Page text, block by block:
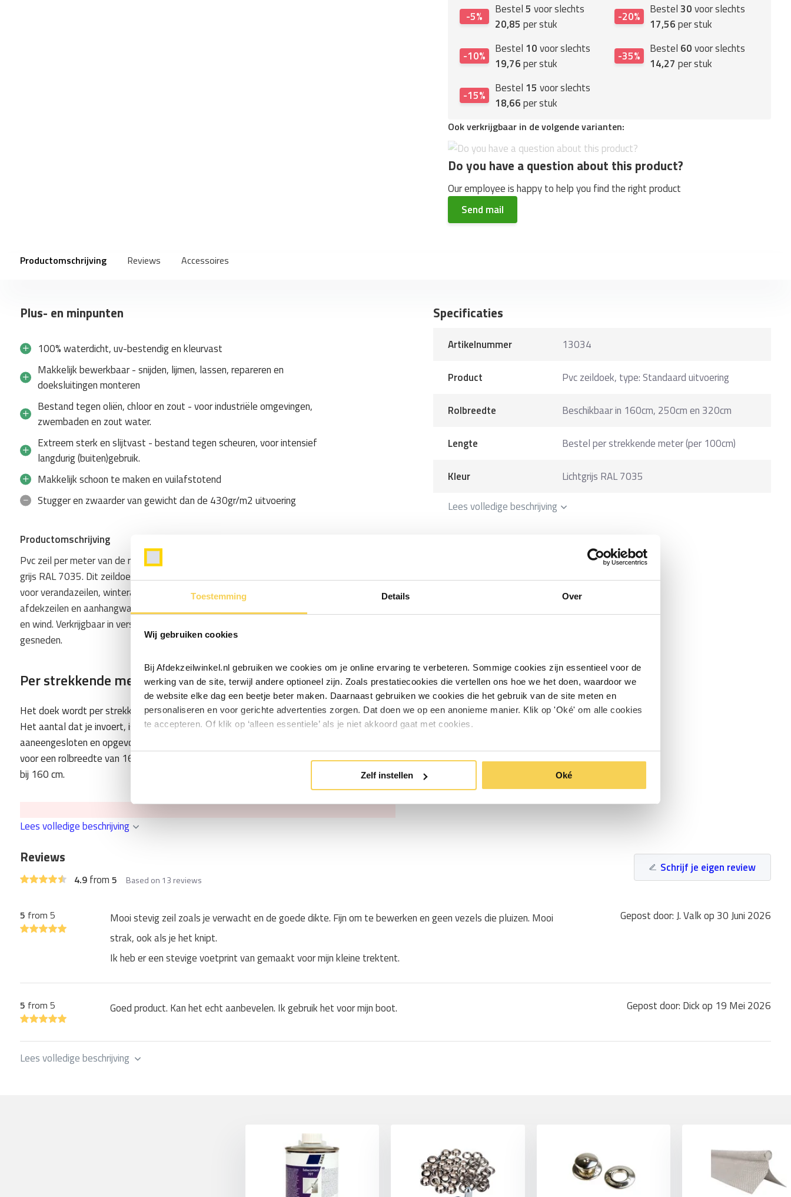
Toestemming Details Over
Wij gebruiken cookies
Bij Afdekzeilwinkel.nl gebruiken we cookies om je online ervaring te verbeteren. Sommige cookies zijn essentieel voor de
werking van de site, terwijl andere optioneel zijn. Zoals prestatiecookies die vertellen ons hoe we het doen, waardoor we
de website elke dag een beetje beter maken. Daarnaast gebruiken we cookies die het gebruik van de site meten en
personaliseren en voor gerichte advertenties zorgen. Dat doen we op een anonieme manier. Klik op 'Oké' om alle cookies
te accepteren. Of klik op ‘alleen essentiele’ als je niet akkoord gaat met cookies.
Zelf instellen Oké
-5% Bestel5 voor slechts
20,85 per stuk
-10% Bestel 10voor slechts
19,76per stuk
-15% Bestel 15 voor slechts
18,66per stuk
-20% Bestel30voor slechts
17,56per stuk
-35% Bestel 60voor slechts
14,27 per stuk
Ook verkrijgbaar in de volgende varianten:
Do you have a question about this product?
Our employee is happy to help you find the right product
Send mail
Productomschrijving Reviews Accessoires
Plus- en minpunten
100% waterdicht, uv-bestendig en kleurvast
Makkelijk bewerkbaar - snijden, lijmen, lassen, repareren en
doeksluitingen monteren
Bestand tegen oliën, chloor en zout - voor industriële omgevingen,
zwembaden en zout water.
Extreem sterk en slijtvast - bestand tegen scheuren, voor intensief
langdurig (buiten)gebruik.
Makkelijk schoon te maken en vuilafstotend
Stugger en zwaarder van gewicht dan de 430gr/m2 uitvoering
Productomschrijving
Pvc zeil per meter van de rol, met een kwaliteit van 650gr/m², glans afwerking in de kleur
grijs RAL 7035. Dit zeildoek is de standaardvariant in de zeilmakerij en wordt gebruikt
voor verandazeilen, winterafdekking van zwembaden en boten, brandhoutafdekking, pvc
afdekzeilen en aanhangwagenzeilen. Het is waterdicht, slijtvast en bestand tegen weer
en wind. Verkrijgbaar in verschillende rolbreedtes en per strekkende meter op lengte
gesneden.
Per strekkende meter bestellen
Het doek wordt per strekkende meter verkocht en in ons magazijn op lengte gesneden.
Het aantal dat je invoert, is het aantal strekkende meters. We sturen het doek
aaneengesloten en opgevouwen op (tot het maximale gewicht is bereikt). Stel je kiest
voor een rolbreedte van 160 cm: als je 2 invoert bij het bestellen, krijg je een stuk van 200
bij 160 cm.
Belangrijke verzendinformatie staat onderaan in deze productomschrijving.
Kwaliteit en eigenschappen van ons pvc zeil
Extreem sterk en slijtvast - bestand tegen scheuren en intensief gebruik.
Weerbestendig - kan tegen regen, wind, vorst en zon.
Onderhoudsvriendelijk - makkelijk schoon te maken en vuilafstotend.
Duurzaam en kleurvast - langere levensduur, verkleurt niet door uv-straling.
Makkelijk bewerkbaar - snijden, lijmen, lassen, repareren, doeksluitingen monteren.
Bestand tegen oliën, chloor en zout - voor industriële omgevingen, zwembaden en
zout water.
: verandazeilen, pergola, vrachtwagenzeilen, aanhangwagenhuif en
: buitenhoezen, grondzeilen, transport, lasgordijnen, spatschermen.
Lees volledige beschrijving
Specificaties
Artikelnummer 13034
Product Pvc zeildoek, type: Standaard uitvoering
Rolbreedte Beschikbaar in 160cm, 250cm en 320cm
Lengte Bestel per strekkende meter (per 100cm)
Kleur
Lichtgrijs RAL 7035
Lees volledige beschrijving
Reviews
4.9from 5 Based on 13 reviews
Schrijf je eigen review
5 from 5
Mooi stevig zeil zoals je verwacht en de goede dikte. Fijn om te bewerken en geen vezels die pluizen. Mooi
strak, ook als je het knipt.
Ik heb er een stevige voetprint van gemaakt voor mijn kleine trektent.
Gepost door: J. Valk op 30 Juni 2026
5 from 5 Goed product. Kan het echt aanbevelen. Ik gebruik het voor mijn boot. Gepost door: Dick op 19 Mei 2026
Lees volledige beschrijving